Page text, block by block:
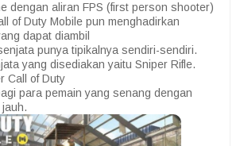
dengan aliran FPS (first person shooter)
of Duty Mobile pun menghadirkan
dapat diambil
punya tipikalnya sendiri-sendiri.
yang disediakan yaitu Sniper Rifle.
Call of Duty
para pemain yang senang dengan